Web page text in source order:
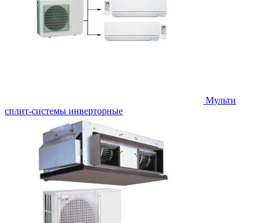
Мульти
сплит-системы инверторные